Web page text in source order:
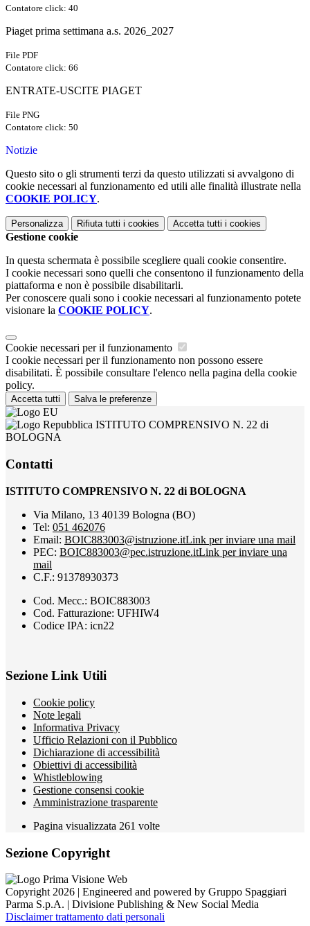
Contatore click: 40
Piaget prima settimana a.s. 2026_2027
File PDF
Contatore click: 66
ENTRATE-USCITE PIAGET
File PNG
Contatore click: 50
Notizie
Questo sito o gli strumenti terzi da questo utilizzati si avvalgono di
cookie necessari al funzionamento ed utili alle finalità illustrate nella
COOKIE POLICY.
Personalizza Rifiuta tutti i cookies Accetta tutti i cookies
Gestione cookie
In questa schermata è possibile scegliere quali cookie consentire.
I cookie necessari sono quelli che consentono il funzionamento della
piattaforma e non è possibile disabilitarli.
Per conoscere quali sono i cookie necessari al funzionamento potete
visionare la COOKIE POLICY.
Cookie necessari per il funzionamento
I cookie necessari per il funzionamento non possono essere
disabilitati. È possibile consultare l'elenco nella pagina della cookie
policy.
Accetta tutti Salva le preferenze
ISTITUTO COMPRENSIVO N. 22 di
BOLOGNA
Contatti
ISTITUTO COMPRENSIVO N. 22 di BOLOGNA
Via Milano, 13 40139 Bologna (BO)
Tel: 051 462076
Email: BOIC883003@istruzione.itLink per inviare una mail
PEC: BOIC883003@pec.istruzione.itLink per inviare una
mail
C.F.: 91378930373
Cod. Mecc.: BOIC883003
Cod. Fatturazione: UFHIW4
Codice IPA: icn22
Sezione Link Utili
Cookie policy
Note legali
Informativa Privacy
Ufficio Relazioni con il Pubblico
Dichiarazione di accessibilità
Obiettivi di accessibilità
Whistleblowing
Gestione consensi cookie
Amministrazione trasparente
Pagina visualizzata 261 volte
Sezione Copyright
Copyright 2026 | Engineered and powered by Gruppo Spaggiari
Parma S.p.A. | Divisione Publishing & New Social Media
Disclaimer trattamento dati personali